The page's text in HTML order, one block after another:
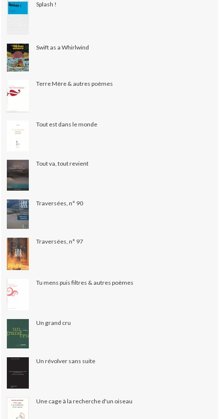
Splash !
Swift as a Whirlwind
Terre Mère & autres poèmes
Tout est dans le monde
Tout va, tout revient
Traversées, n° 90
Traversées, n° 97
Tu mens puis filtres & autres poèmes
Un grand cru
Un révolver sans suite
Une cage à la recherche d'un oiseau